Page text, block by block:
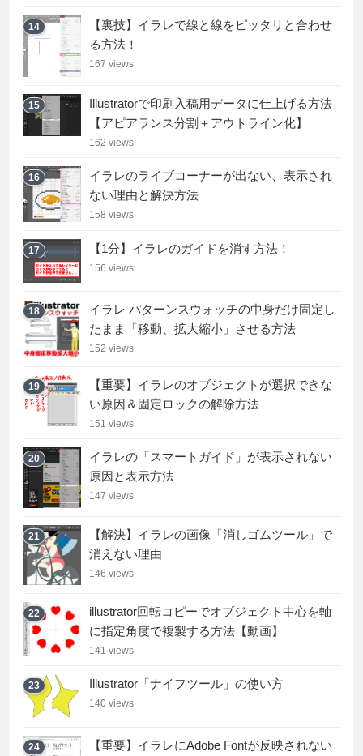
14
【裏技】イラレで線と線をピッタリと合わせ
る方法！
167 views
15
Illustratorで印刷入稿用データに仕上げる方法
【アピアランス分割＋アウトライン化】
162 views
16
イラレのライブコーナーが出ない、表示され
ない理由と解決方法
158 views
17 【1分】イラレのガイドを消す方法！
156 views
18
イラレ パターンスウォッチの中身だけ固定し
たまま「移動、拡大縮小」させる方法
152 views
19
【重要】イラレのオブジェクトが選択できな
い原因＆固定ロックの解除方法
151 views
20
イラレの「スマートガイド」が表示されない
原因と表示方法
147 views
21
【解決】イラレの画像「消しゴムツール」で
消えない理由
146 views
22
illustrator回転コピーでオブジェクト中心を軸
に指定角度で複製する方法【動画】
141 views
23 Illustrator「ナイフツール」の使い方
140 views
24
【重要】イラレにAdobe Fontが反映されない